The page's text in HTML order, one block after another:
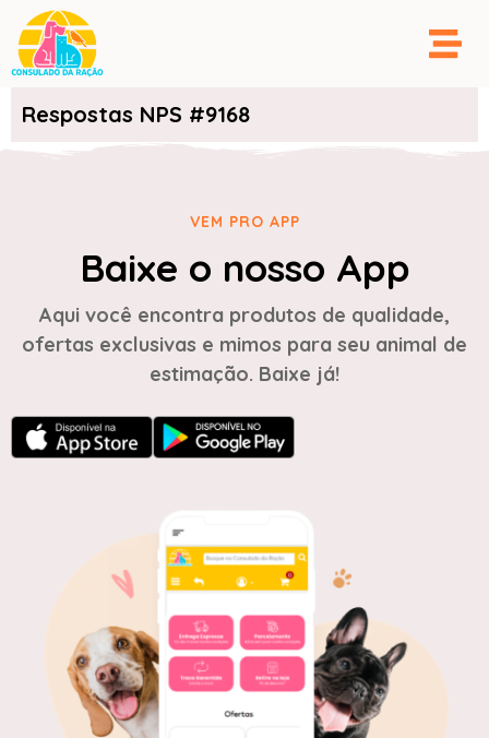
Respostas NPS #9168
VEM PRO APP
Baixe o nosso App
Aqui você encontra produtos de qualidade,
ofertas exclusivas e mimos para seu animal de
estimação. Baixe já!